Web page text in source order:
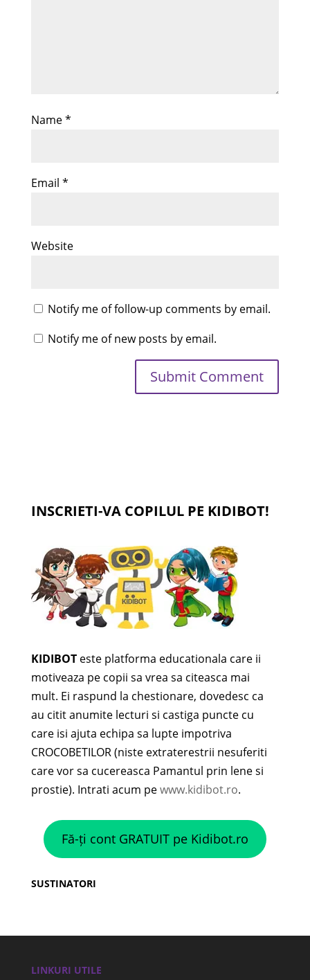
Name*
Email *
Website
Notify me of follow-up comments by email.
Notify me of new posts by email.
INSCRIETI-VA COPILUL PE KIDIBOT!
KIDIBOTeste platforma educationala care ii
motiveaza pe copii sa vrea sa citeasca mai
mult. Ei raspund la chestionare, dovedesc ca
au citit anumite lecturi si castiga puncte cu
care isi ajuta echipa sa lupte impotriva
CROCOBETILOR (niste extraterestrii nesuferiti
care vor sa cucereasca Pamantul prin lene si
prostie). Intrati acum pewww.kidibot.ro.
Fă-ți cont GRATUIT pe Kidibot.ro
SUSTINATORI
LINKURI UTILE